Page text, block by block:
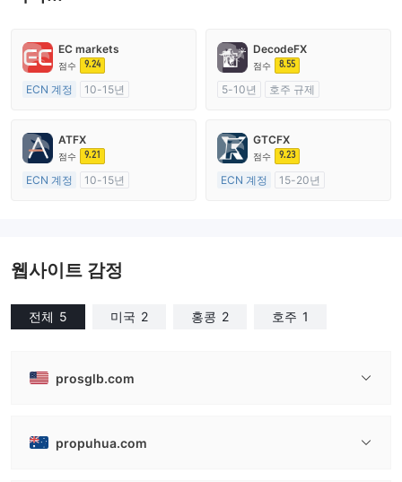
EC markets
점수 9.24
ECN 계정
10-15년
외환 거래 라이선스 (MM)
마스터 레이블 MT4
DecodeFX
점수 8.55
5-10년
호주 규제
마스터 레이블 MT4
ATFX
점수 9.21
ECN 계정
10-15년
GTCFX
점수 9.23
ECN 계정
15-20년
웹사이트 감정
전체 5 미국 2 홍콩 2 호주 1
prosglb.com
propuhua.com